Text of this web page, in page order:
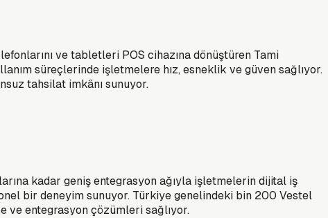
ve tabletleri POS cihazına dönüştüren Tami
süreçlerinde işletmelere hız, esneklik ve güven sağlıyor.
tahsilat imkânı sunuyor.
kadar geniş entegrasyon ağıyla işletmelerin dijital iş
bir deneyim sunuyor. Türkiye genelindeki bin 200 Vestel
ve entegrasyon çözümleri sağlıyor.